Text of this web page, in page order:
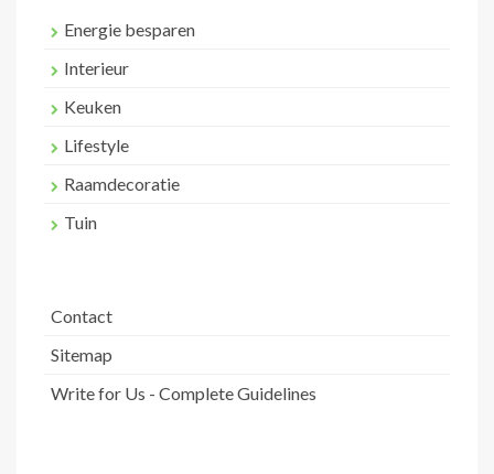
Energie besparen
Interieur
Keuken
Lifestyle
Raamdecoratie
Tuin
Contact
Sitemap
Write for Us - Complete Guidelines